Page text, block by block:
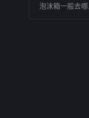
泡沫箱一般去